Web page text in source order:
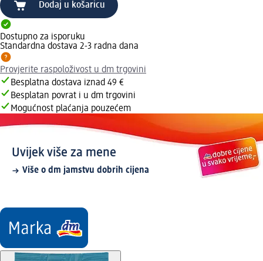
Dodaj u košaricu
Dostupno za isporuku
Standardna dostava 2-3 radna dana
Provjerite raspoloživost u dm trgovini
Besplatna dostava iznad 49 €
Besplatan povrat i u dm trgovini
Mogućnost plaćanja pouzećem
Uvijek više za mene
Više o dm jamstvu dobrih cijena